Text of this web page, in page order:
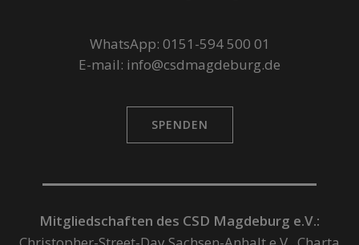
WhatsApp: 0151-594 500 01
E-mail: info@csdmagdeburg.de
SPENDEN
Mitgliedschaften des CSD Magdeburg e.V.: